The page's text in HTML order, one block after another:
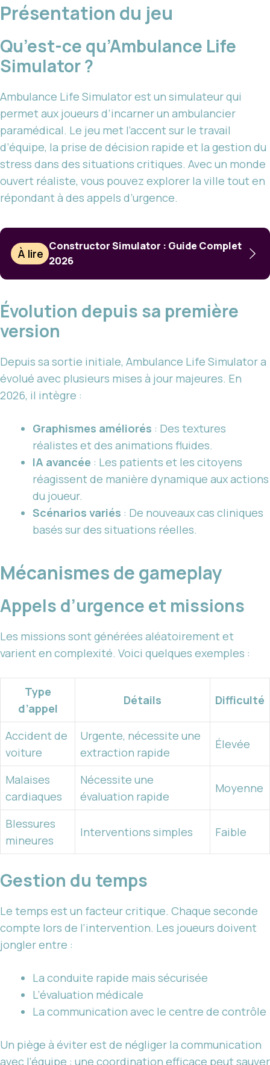
Présentation du jeu
Qu’est-ce qu’Ambulance Life
Simulator ?
Ambulance Life Simulator est un simulateur qui
permet aux joueurs d’incarner un ambulancier
paramédical. Le jeu met l’accent sur le travail
d’équipe, la prise de décision rapide et la gestion du
stress dans des situations critiques. Avec un monde
ouvert réaliste, vous pouvez explorer la ville tout en
répondant à des appels d’urgence.
À lire
Constructor Simulator : Guide Complet
2026
Évolution depuis sa première
version
Depuis sa sortie initiale, Ambulance Life Simulator a
évolué avec plusieurs mises à jour majeures. En
2026, il intègre :
Graphismes améliorés : Des textures
réalistes et des animations fluides.
IA avancée : Les patients et les citoyens
réagissent de manière dynamique aux actions
du joueur.
Scénarios variés : De nouveaux cas cliniques
basés sur des situations réelles.
Mécanismes de gameplay
Appels d’urgence et missions
Les missions sont générées aléatoirement et
varient en complexité. Voici quelques exemples :
Type
d’appel
Détails Difficulté
Accident de
voiture
Urgente, nécessite une
extraction rapide
Élevée
Malaises
cardiaques
Nécessite une
évaluation rapide
Moyenne
Blessures
mineures
Interventions simples Faible
Gestion du temps
Le temps est un facteur critique. Chaque seconde
compte lors de l’intervention. Les joueurs doivent
jongler entre :
La conduite rapide mais sécurisée
L’évaluation médicale
La communication avec le centre de contrôle
Un piège à éviter est de négliger la communication
avec l’équipe : une coordination efficace peut sauver